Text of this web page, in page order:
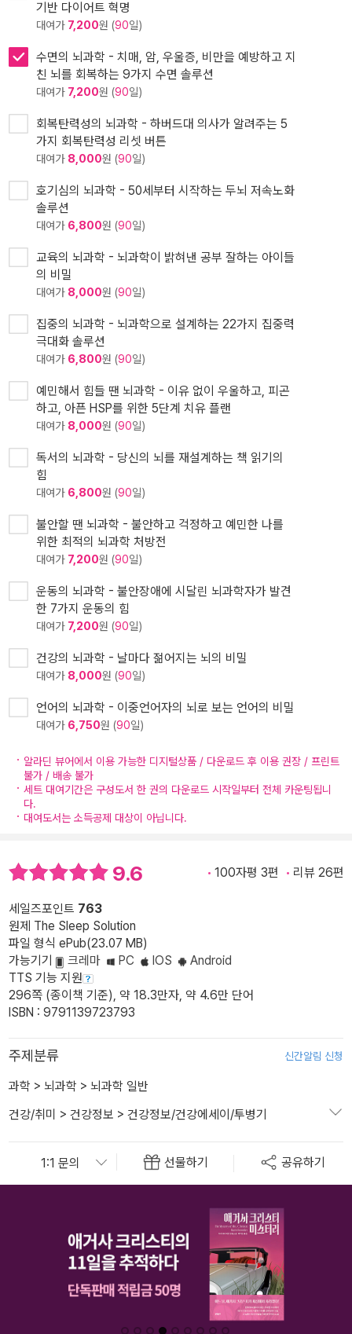
기반 다이어트 혁명
대여가 7,200원 (90일)
수면의 뇌과학 - 치매, 암, 우울증, 비만을 예방하고 지
친 뇌를 회복하는 9가지 수면 솔루션
대여가 7,200원 (90일)
회복탄력성의 뇌과학 - 하버드대 의사가 알려주는 5
가지 회복탄력성 리셋 버튼
대여가 8,000원 (90일)
호기심의 뇌과학 - 50세부터 시작하는 두뇌 저속노화
솔루션
대여가 6,800원 (90일)
교육의 뇌과학 - 뇌과학이 밝혀낸 공부 잘하는 아이들
의 비밀
대여가 8,000원 (90일)
집중의 뇌과학 - 뇌과학으로 설계하는 22가지 집중력
극대화 솔루션
대여가 6,800원 (90일)
예민해서 힘들 땐 뇌과학 - 이유 없이 우울하고, 피곤
하고, 아픈 HSP를 위한 5단계 치유 플랜
대여가 8,000원 (90일)
독서의 뇌과학 - 당신의 뇌를 재설계하는 책 읽기의
힘
대여가 6,800원 (90일)
불안할 땐 뇌과학 - 불안하고 걱정하고 예민한 나를
위한 최적의 뇌과학 처방전
대여가 7,200원 (90일)
운동의 뇌과학 - 불안장애에 시달린 뇌과학자가 발견
한 7가지 운동의 힘
대여가 7,200원 (90일)
건강의 뇌과학 - 날마다 젊어지는 뇌의 비밀
대여가 8,000원 (90일)
언어의 뇌과학 - 이중언어자의 뇌로 보는 언어의 비밀
대여가 6,750원 (90일)
알라딘 뷰어에서 이용 가능한 디지털상품 / 다운로드 후 이용 권장 / 프린트
불가 / 배송 불가
세트 대여기간은 구성도서 한 권의 다운로드 시작일부터 전체 카운팅됩니
다.
대여도서는 소득공제 대상이 아닙니다.
9.6 100자평 3편 리뷰 26편
세일즈포인트 763
원제 The Sleep Solution
파일 형식 ePub(23.07 MB)
가능기기
크레마 PC IOS
Android
TTS 기능 지원
296쪽 (종이책 기준), 약 18.3만자, 약 4.6만 단어
ISBN : 9791139723793
주제분류 신간알림 신청
과학 > 뇌과학 > 뇌과학 일반
건강/취미 > 건강정보 > 건강정보/건강에세이/투병기
선물하기 공유하기